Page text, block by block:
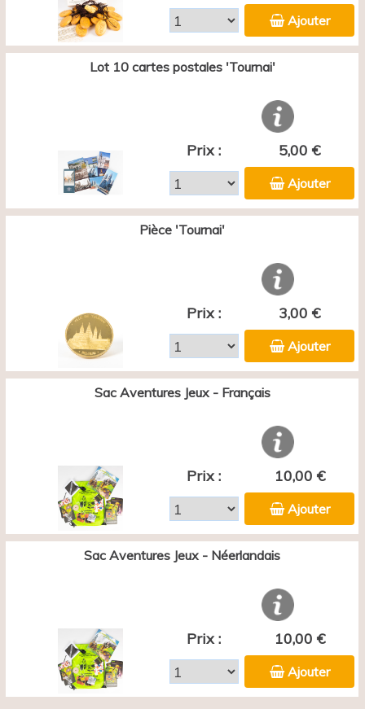
Ajouter
Lot 10 cartes postales 'Tournai'
Prix : 5,00 €
Ajouter
Pièce 'Tournai'
Prix : 3,00 €
Ajouter
Sac Aventures Jeux - Français
Prix : 10,00 €
Ajouter
Sac Aventures Jeux - Néerlandais
Prix : 10,00 €
Ajouter